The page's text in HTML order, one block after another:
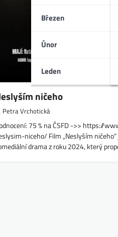
Březen
Únor
Leden
ničeho
Petra Vrchotická
75 % na ČSFD ->> https://
niceho/ Film „Neslyším
drama z roku 2024, který